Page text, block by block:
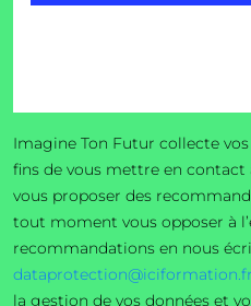
Imagine Ton Futur collecte
fins de vous mettre en contact
vous proposer des
tout moment vous opposer à
recommandations en nous
la gestion de vos données et